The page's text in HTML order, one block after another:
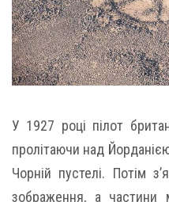
У 1927 році пілот
пролітаючи над
Чорній пустелі. Потім
зображення, а